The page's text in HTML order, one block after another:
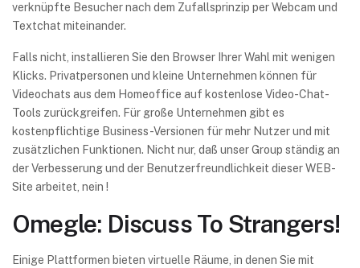
verknüpfte Besucher nach dem Zufallsprinzip per Webcam und
Textchat miteinander.
Falls nicht, installieren Sie den Browser Ihrer Wahl mit wenigen
Klicks. Privatpersonen und kleine Unternehmen können für
Videochats aus dem Homeoffice auf kostenlose Video-Chat-
Tools zurückgreifen. Für große Unternehmen gibt es
kostenpflichtige Business-Versionen für mehr Nutzer und mit
zusätzlichen Funktionen. Nicht nur, daß unser Group ständig an
der Verbesserung und der Benutzerfreundlichkeit dieser WEB-
Site arbeitet, nein !
Omegle: Discuss To Strangers!
Einige Plattformen bieten virtuelle Räume, in denen Sie mit